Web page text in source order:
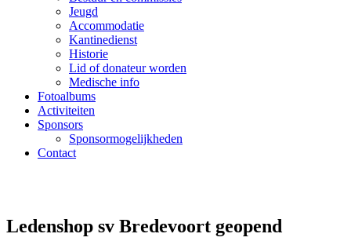
Jeugd
Accommodatie
Kantinedienst
Historie
Lid of donateur worden
Medische info
Fotoalbums
Activiteiten
Sponsors
Sponsormogelijkheden
Contact
Ledenshop sv Bredevoort geopend